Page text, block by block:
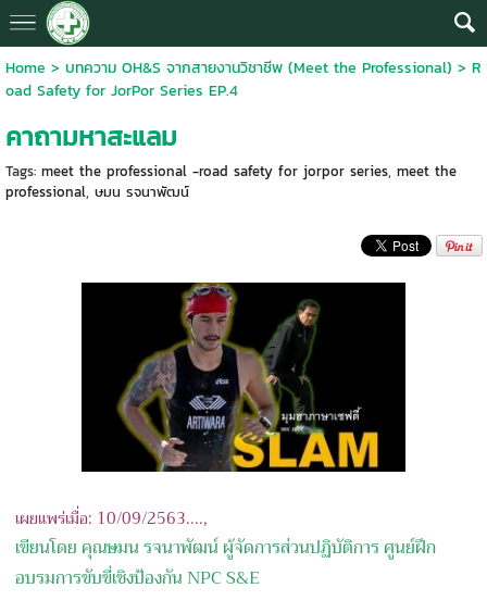
Home > บทความ OH&S จากสายงานวิชาชีพ (Meet the Professional) > R
oad Safety for JorPor Series EP.4
คาถามหาสะแลม
Tags: meet the professional -road safety for jorpor series, meet the
professional, ษมน รจนาพัฒน์
เผยแพร่เมื่อ: 10/09/2563....,
เขียนโดย คุณษมน รจนาพัฒน์ ผู้จัดการส่วนปฏิบัติการ ศูนย์ฝึก
อบรมการขับขี่เชิงป้องกัน NPC S&E